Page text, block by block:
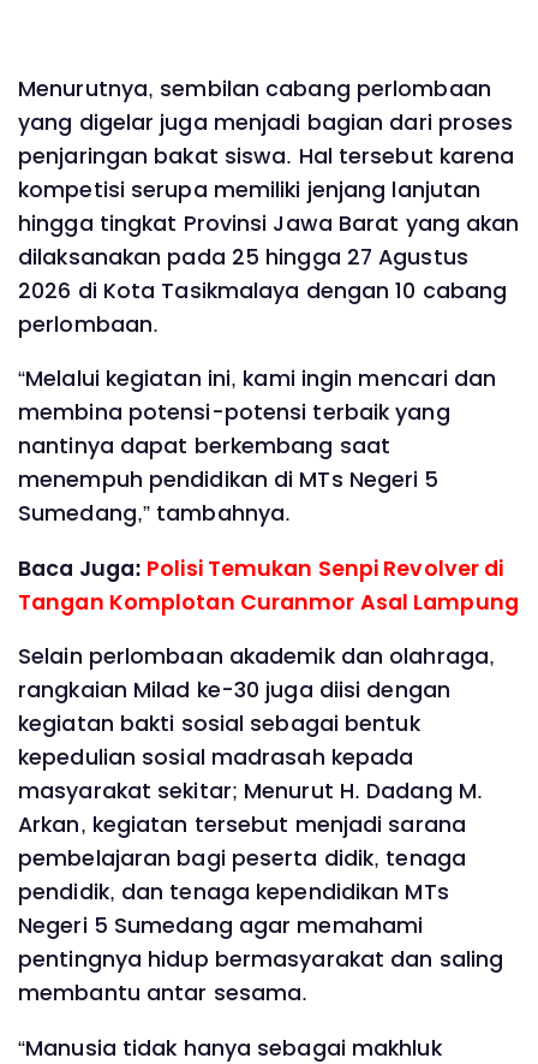
Menurutnya, sembilan cabang perlombaan
yang digelar juga menjadi bagian dari proses
penjaringan bakat siswa. Hal tersebut karena
kompetisi serupa memiliki jenjang lanjutan
hingga tingkat Provinsi Jawa Barat yang akan
dilaksanakan pada 25 hingga 27 Agustus
2026 di Kota Tasikmalaya dengan 10 cabang
perlombaan.
“Melalui kegiatan ini, kami ingin mencari dan
membina potensi-potensi terbaik yang
nantinya dapat berkembang saat
menempuh pendidikan di MTs Negeri 5
Sumedang,” tambahnya.
Baca Juga: Polisi Temukan Senpi Revolver di
Tangan Komplotan Curanmor Asal Lampung
Selain perlombaan akademik dan olahraga,
rangkaian Milad ke-30 juga diisi dengan
kegiatan bakti sosial sebagai bentuk
kepedulian sosial madrasah kepada
masyarakat sekitar; Menurut H. Dadang M.
Arkan, kegiatan tersebut menjadi sarana
pembelajaran bagi peserta didik, tenaga
pendidik, dan tenaga kependidikan MTs
Negeri 5 Sumedang agar memahami
pentingnya hidup bermasyarakat dan saling
membantu antar sesama.
“Manusia tidak hanya sebagai makhluk